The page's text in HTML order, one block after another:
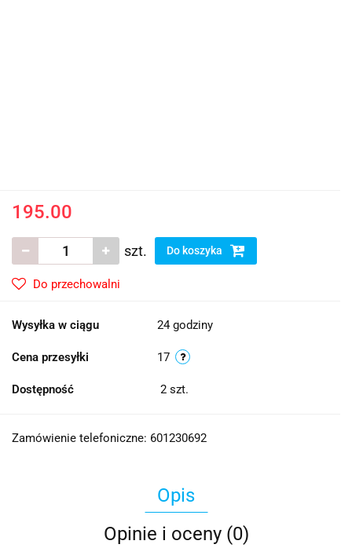
195.00
szt. Do koszyka
Do przechowalni
Wysyłka w ciągu 24 godziny
Cena przesyłki 17
Dostępność 2 szt.
Zamówienie telefoniczne: 601230692
Opis
Opinie i oceny (0)